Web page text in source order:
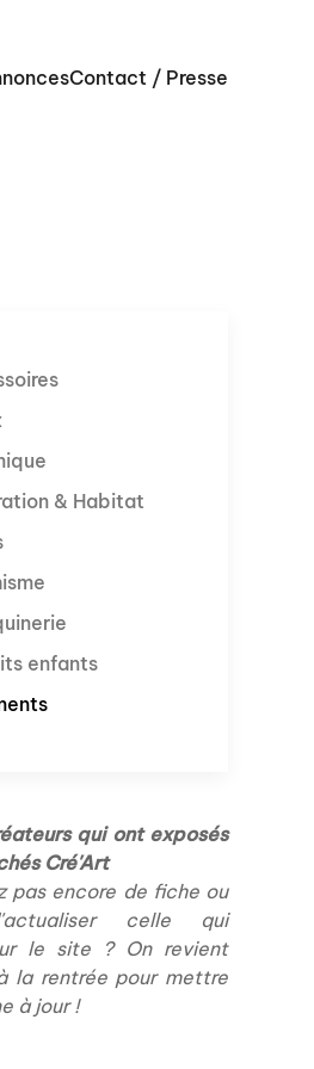
Contact / Presse
& Habitat
enfants
qui ont exposés
Cré'Art
pas encore de fiche ou
celle qui
le site ? On revient
la rentrée pour mettre
à jour !